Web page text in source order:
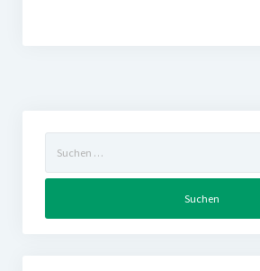
nach: